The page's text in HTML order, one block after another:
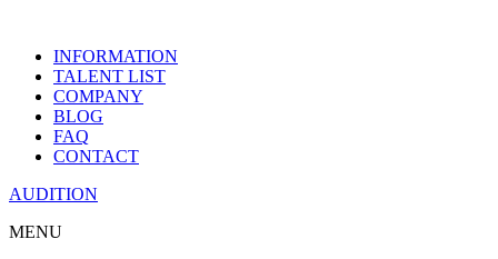
INFORMATION
TALENT LIST
COMPANY
BLOG
FAQ
CONTACT
AUDITION
MENU